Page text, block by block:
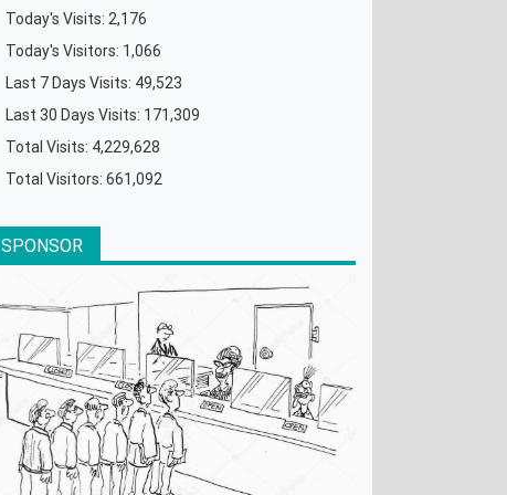
Today's Visits: 2,176
Today's Visitors: 1,066
Last 7 Days Visits: 49,523
Last 30 Days Visits: 171,309
Total Visits: 4,229,628
Total Visitors:661,092
SPONSOR